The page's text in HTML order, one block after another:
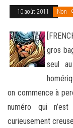
10 août 2011 Non
gros
seul
on commence à
numéro qui
curieusement